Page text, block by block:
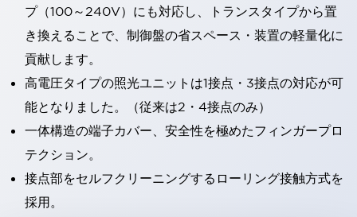
プ（100～240V）にも対応し、トランスタイプから置
き換えることで、制御盤の省スペース・装置の軽量化に
貢献します。
高電圧タイプの照光ユニットは1接点・3接点の対応が可
能となりました。（従来は2・4接点のみ）
一体構造の端子カバー、安全性を極めたフィンガープロ
テクション。
接点部をセルフクリーニングするローリング接触方式を
採用。